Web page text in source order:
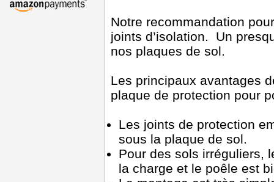
Notre recommandation
joints d’isolation. Un
nos plaques de sol.
Les principaux avantages
plaque de protection pour
Les joints de protection
sous la plaque de sol.
Pour des sols irréguliers,
la charge et le poêle est